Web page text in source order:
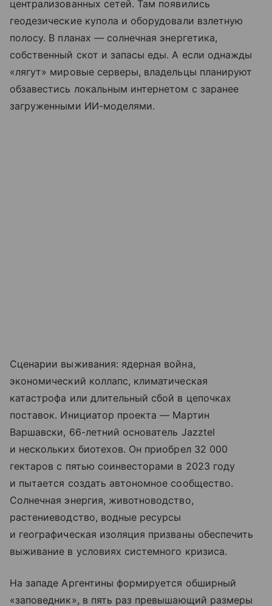
централизованных сетей. Там появились
геодезические купола и оборудовали взлетную
полосу. В планах — солнечная энергетика,
собственный скот и запасы еды. А если однажды
«лягут» мировые серверы, владельцы планируют
обзавестись локальным интернетом с заранее
загруженными ИИ-моделями.
Сценарии выживания: ядерная война,
экономический коллапс, климатическая
катастрофа или длительный сбой в цепочках
поставок. Инициатор проекта — Мартин
Варшавски, 66-летний основатель Jazztel
и нескольких биотехов. Он приобрел 32 000
гектаров с пятью соинвесторами в 2023 году
и пытается создать автономное сообщество.
Солнечная энергия, животноводство,
растениеводство, водные ресурсы
и географическая изоляция призваны обеспечить
выживание в условиях системного кризиса.
На западе Аргентины формируется обширный
«заповедник», в пять раз превышающий размеры